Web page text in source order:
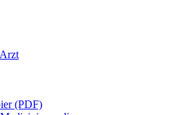
(PDF)